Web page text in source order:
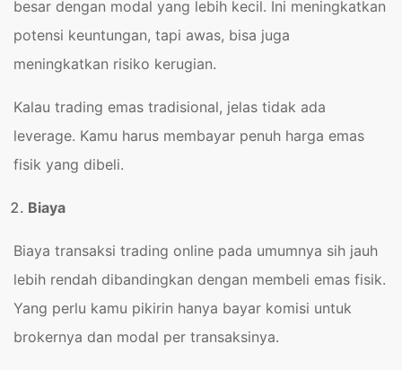
besar dengan modal yang lebih kecil. Ini meningkatkan
potensi keuntungan, tapi awas, bisa juga
meningkatkan risiko kerugian.
Kalau trading emas tradisional, jelas tidak ada
leverage. Kamu harus membayar penuh harga emas
fisik yang dibeli.
Biaya
Biaya transaksi trading online pada umumnya sih jauh
lebih rendah dibandingkan dengan membeli emas fisik.
Yang perlu kamu pikirin hanya bayar komisi untuk
brokernya dan modal per transaksinya.